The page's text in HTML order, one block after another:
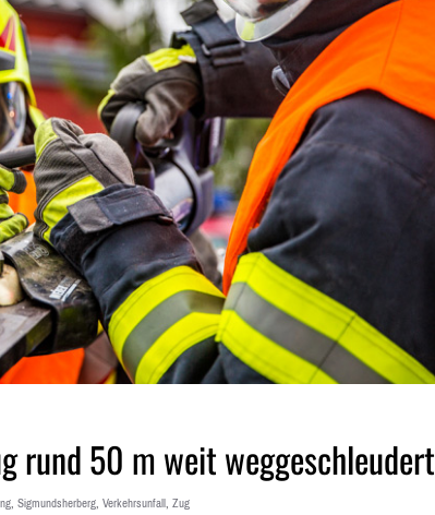
rund 50 m weit weggeschleudert
, Sigmundsherberg, Verkehrsunfall, Zug